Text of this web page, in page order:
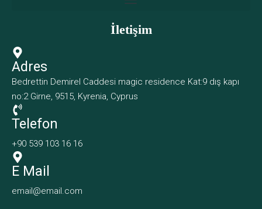
İletişim
Adres
Bedrettin Demirel Caddesi magic residence Kat:9 dış kapı
no:2 Girne, 9515, Kyrenia, Cyprus
Telefon
+90 539 103 16 16
E Mail
email@email.com